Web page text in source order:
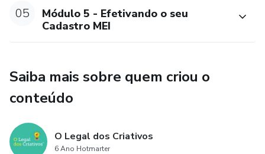
05
Módulo 5 - Efetivando o seu
Cadastro MEI
Saiba mais sobre quem criou o
conteúdo
O Legal dos Criativos
6 Ano Hotmarter